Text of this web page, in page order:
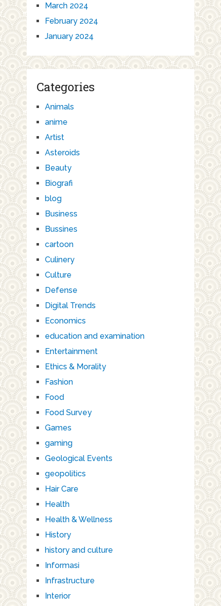
March 2024
February 2024
January 2024
Categories
Animals
anime
Artist
Asteroids
Beauty
Biografi
blog
Business
Bussines
cartoon
Culinery
Culture
Defense
Digital Trends
Economics
education and examination
Entertainment
Ethics & Morality
Fashion
Food
Food Survey
Games
gaming
Geological Events
geopolitics
Hair Care
Health
Health & Wellness
History
history and culture
Informasi
Infrastructure
Interior